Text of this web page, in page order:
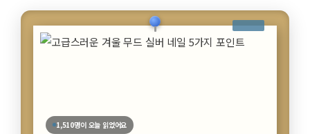
1,510명이 오늘 읽었어요